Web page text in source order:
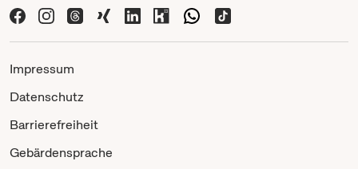
Impressum
Datenschutz
Barrierefreiheit
Gebärdensprache